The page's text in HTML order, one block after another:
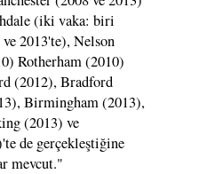
(iki vaka: biri
2013'te), Nelson
Rotherham (2010)
(2012), Bradford
Birmingham (2013),
(2013) ve
de gerçekleştiğine
mevcut."